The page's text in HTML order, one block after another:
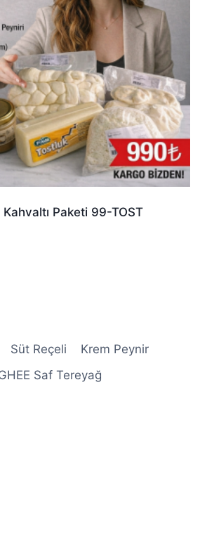
Paketi 99-TOST
Süt Reçeli
Krem Peynir
Saf Tereyağ